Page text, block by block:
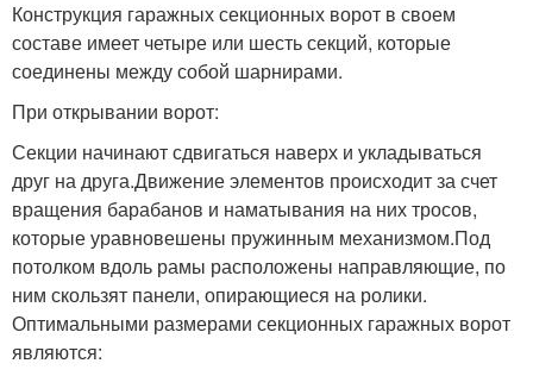
Конструкция гаражных секционных ворот в своем
составе имеет четыре или шесть секций, которые
соединены между собой шарнирами.
При открывании ворот:
Секции начинают сдвигаться наверх и укладываться
друг на друга.Движение элементов происходит за счет
вращения барабанов и наматывания на них тросов,
которые уравновешены пружинным механизмом.Под
потолком вдоль рамы расположены направляющие, по
ним скользят панели, опирающиеся на ролики.
Оптимальными размерами секционных гаражных ворот
являются: